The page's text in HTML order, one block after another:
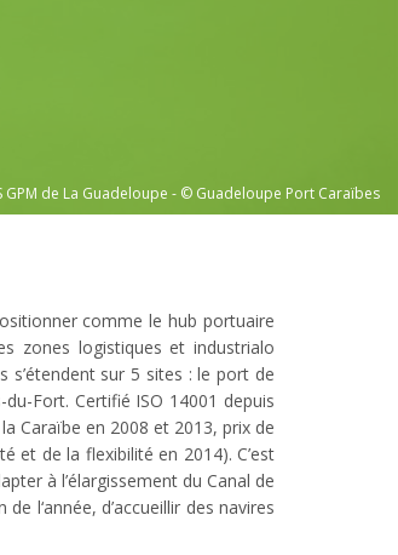
GPM de La Guadeloupe - © Guadeloupe Port Caraïbes
comme le hub portuaire
zones logistiques et industrialo
sur 5 sites : le port de
Fort. Certifié ISO 14001 depuis
Caraïbe en 2008 et 2013, prix de
et de la flexibilité en 2014). C’est
à l’élargissement du Canal de
l‘année, d’accueillir des navires